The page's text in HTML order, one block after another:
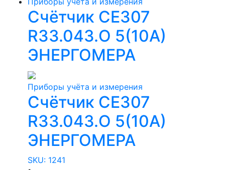
Счётчик СЕ307
R33.043.О 5(10А)
ЭНЕРГОМЕРА
Приборы учёта и измерения
Счётчик СЕ307
R33.043.О 5(10А)
ЭНЕРГОМЕРА
SKU: 1241